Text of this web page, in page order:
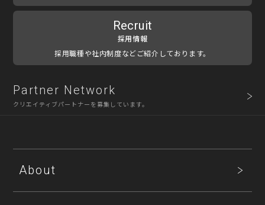
Recruit
採用情報
採用職種や社内制度などご紹介しております。
Partner Network
クリエイティブパートナーを募集しています。
About